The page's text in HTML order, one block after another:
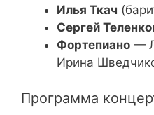
Илья Ткач
Сергей
Фортепиано —
Ирина
Программа